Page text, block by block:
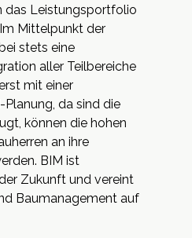
das Leistungsportfolio
Mittelpunkt der
stets eine
aller Teilbereiche
mit einer
da sind die
können die hohen
an ihre
BIM ist
Zukunft und vereint
Baumanagement auf